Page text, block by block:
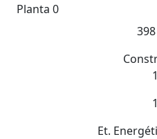
Planta 0
1
1
Et.